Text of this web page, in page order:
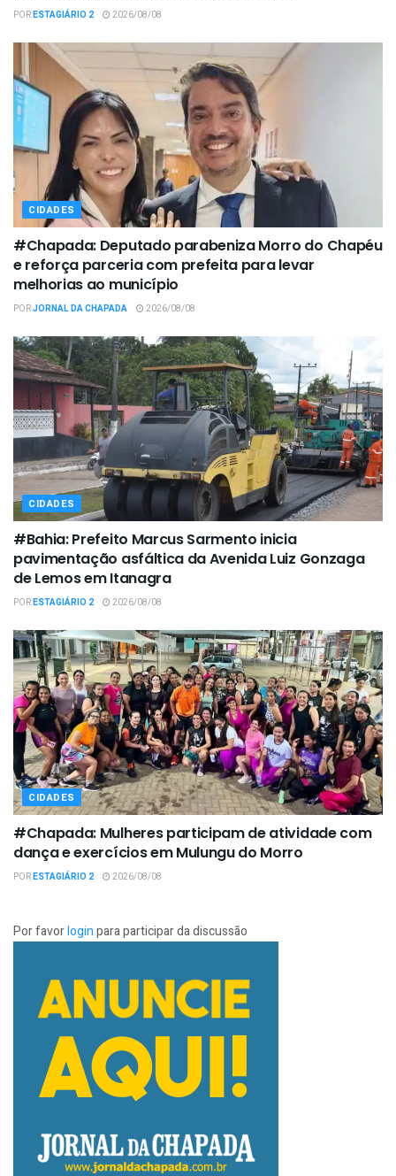
PORESTAGIÁRIO 2 2026/08/08
CIDADES
#Chapada: Deputado parabeniza Morro do Chapéu
e reforça parceria com prefeita para levar
melhorias ao município
PORJORNAL DA CHAPADA 2026/08/08
CIDADES
#Bahia: Prefeito Marcus Sarmento inicia
pavimentação asfáltica da Avenida Luiz Gonzaga
de Lemos em Itanagra
PORESTAGIÁRIO 2 2026/08/08
CIDADES
#Chapada: Mulheres participam de atividade com
dança e exercícios em Mulungu do Morro
PORESTAGIÁRIO 2 2026/08/08
Por favorloginpara participar da discussão